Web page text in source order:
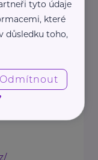
tyto údaje
které
důsledku toho,
Odmítnout